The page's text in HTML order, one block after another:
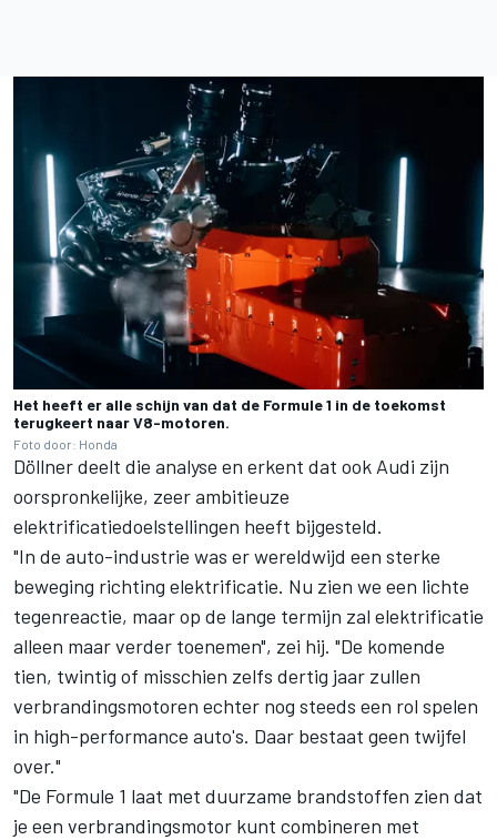
Het heeft er alle schijn van dat de Formule 1 in de toekomst
terugkeert naar V8-motoren.
Foto door: Honda
Döllner deelt die analyse en erkent dat ook Audi zijn
oorspronkelijke, zeer ambitieuze
elektrificatiedoelstellingen heeft bijgesteld.
"In de auto-industrie was er wereldwijd een sterke
beweging richting elektrificatie. Nu zien we een lichte
tegenreactie, maar op de lange termijn zal elektrificatie
alleen maar verder toenemen", zei hij. "De komende
tien, twintig of misschien zelfs dertig jaar zullen
verbrandingsmotoren echter nog steeds een rol spelen
in high-performance auto's. Daar bestaat geen twijfel
over."
"De Formule 1 laat met duurzame brandstoffen zien dat
je een verbrandingsmotor kunt combineren met